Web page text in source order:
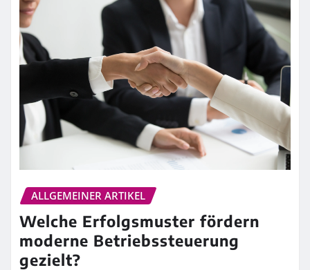
ALLGEMEINER ARTIKEL
Welche Erfolgsmuster fördern
moderne Betriebssteuerung
gezielt?